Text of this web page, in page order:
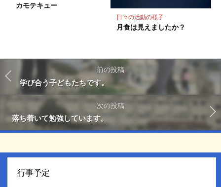
カモテキュー
日々の活動の様子
月食は見えましたか？
前の投稿
学び合う子どもたちです。
次の投稿
落ち着いて勉強しています。
行事予定